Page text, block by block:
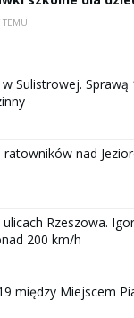
Sulistrowej.
nad
Rzeszowa.
200 km/h
między Miejscem